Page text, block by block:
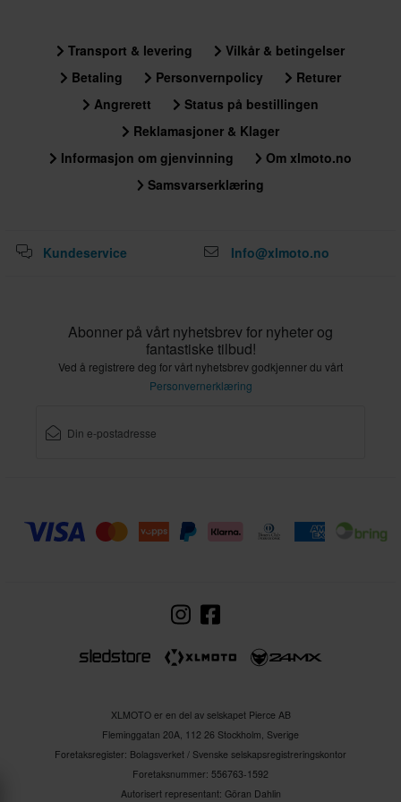
ECE 22.06
200 x 350 x 250 mm
M
300 x 400 x 280 mm
S
200 x 350 x 250 mm
XL
Transport & levering
Vilkår & betingelser
Betaling
Personvernpolicy
Returer
Angrerett
Status på bestillingen
Reklamasjoner & Klager
Informasjon om gjenvinning
Om xlmoto.no
Samsvarserklæring
Kundeservice Info@xlmoto.no
Abonner på vårt nyhetsbrev for nyheter og
fantastiske tilbud!
Ved å registrere deg for vårt nyhetsbrev godkjenner du vårt
Personvernerklæring
XLMOTO er en del av selskapet Pierce AB
Fleminggatan 20A, 112 26 Stockholm, Sverige
Foretaksregister: Bolagsverket / Svenske selskapsregistreringskontor
Foretaksnummer: 556763-1592
Autorisert representant: Göran Dahlin